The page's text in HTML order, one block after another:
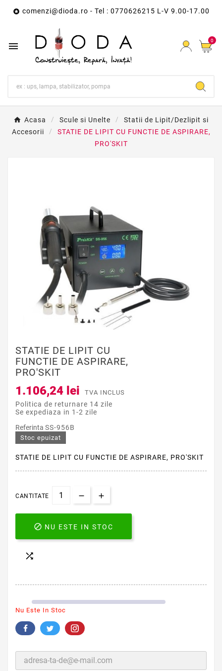
 comenzi@dioda.ro - Tel : 0770626215 L-V 9.00-17.00
 0
Acasa Scule si Unelte
Statii de Lipit/Dezlipit si
Accesorii
STATIE DE LIPIT CU FUNCTIE DE ASPIRARE,
PRO'SKIT
STATIE DE LIPIT CU
FUNCTIE DE ASPIRARE,
PRO'SKIT
1.106,24 lei TVA INCLUS
Politica de returnare 14 zile
Se expediaza in 1-2 zile
Referinta SS-956B
Stoc epuizat
STATIE DE LIPIT CU FUNCTIE DE ASPIRARE, PRO'SKIT
CANTITATE
 NU ESTE IN STOC

Nu Este In Stoc